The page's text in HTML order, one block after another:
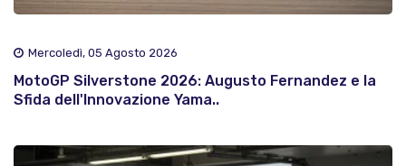
Mercoledì, 05 Agosto 2026
MotoGP Silverstone 2026: Augusto Fernandez e la
Sfida dell'Innovazione Yama..